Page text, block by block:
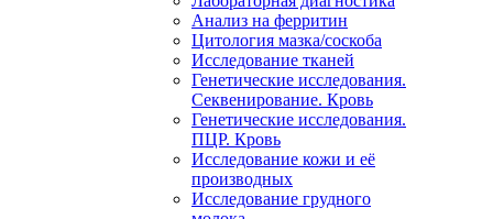
Анализ на ферритин
Цитология мазка/соскоба
Исследование тканей
Генетические исследования.
Секвенирование. Кровь
Генетические исследования.
ПЦР. Кровь
Исследование кожи и её
производных
Исследование грудного